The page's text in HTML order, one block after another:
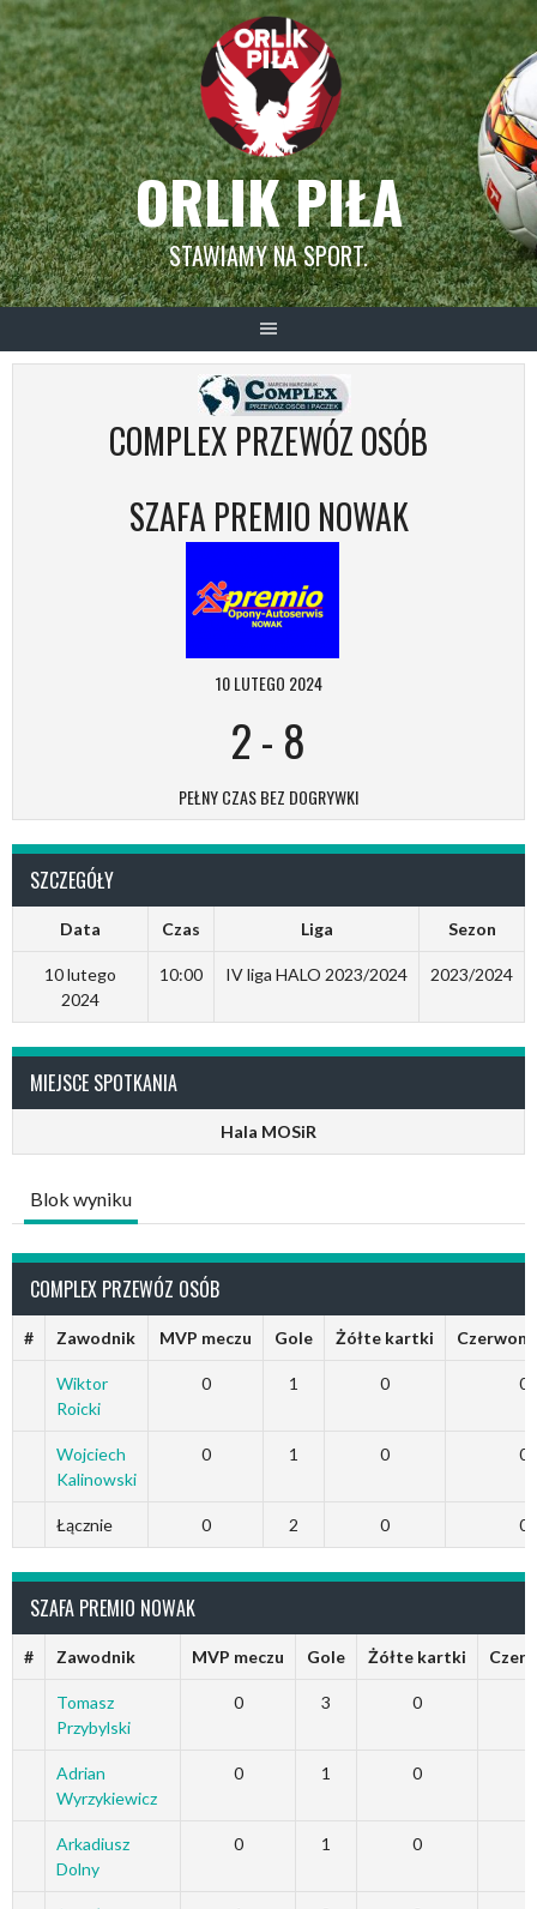
Skip
to
content
ORLIK PIŁA
STAWIAMY NA SPORT.
COMPLEX PRZEWÓZ OSÓB
SZAFA PREMIO NOWAK
10 LUTEGO 2024
2- 8
PEŁNY CZAS BEZ DOGRYWKI
SZCZEGÓŁY
Data Czas Liga Sezon
10 lutego
2024
10:00 IV liga HALO 2023/2024 2023/2024
MIEJSCE SPOTKANIA
Hala MOSiR
Blok wyniku
COMPLEX PRZEWÓZ OSÓB
# Zawodnik MVP meczu Gole Żółte kartki
Wiktor
Roicki
0 1 0 0
Wojciech
Kalinowski
0 1 0 0
Łącznie 0 2 0 0
SZAFA PREMIO NOWAK
# Zawodnik MVP meczu Gole Żółte kartki
Tomasz
Przybylski
0 3 0
Adrian
Wyrzykiewicz
0 1 0
Arkadiusz
Dolny
0 1 0